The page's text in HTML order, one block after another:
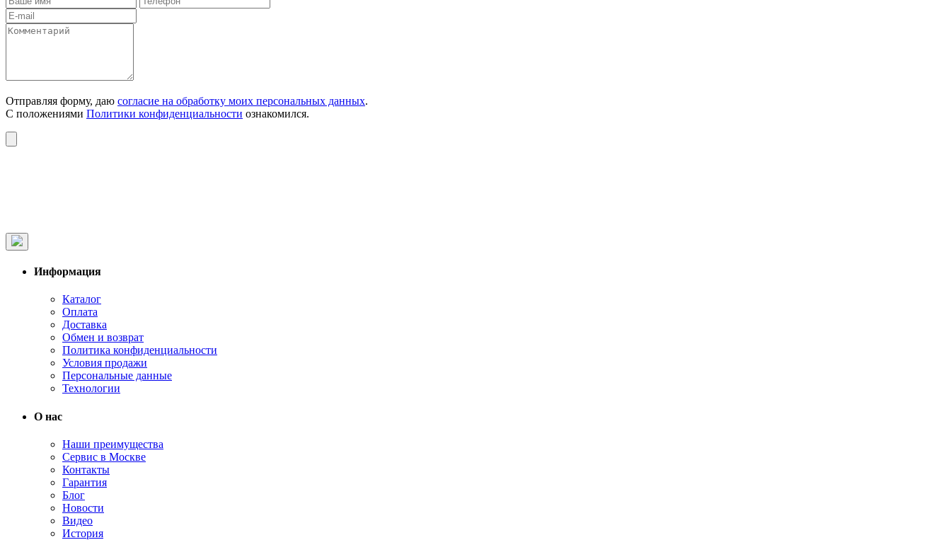
Отправляя форму, даю согласие на обработку моих персональных данных.
С положениями Политики конфиденциальности ознакомился.
Информация
Каталог
Оплата
Доставка
Обмен и возврат
Политика конфиденциальности
Условия продажи
Персональные данные
Технологии
О нас
Наши преимущества
Сервис в Москве
Контакты
Гарантия
Блог
Новости
Видео
История